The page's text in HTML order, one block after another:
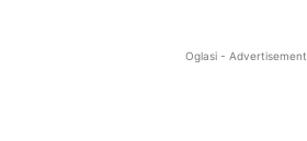
Oglasi - Advertisement